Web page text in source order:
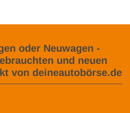
oder Neuwagen -
und neuen
von deineautobörse.de